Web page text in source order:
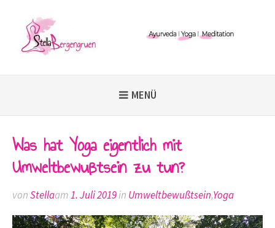
MENÜ
Was hat Yoga eigentlich mit
Umweltbewußtsein zu tun?
vonStellaam1. Juli 2019in Umweltbewußtsein,Yoga